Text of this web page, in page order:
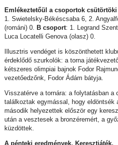
Emlékeztetőül a csoportok csütörtöki
1. Swietelsky-Békéscsaba 6, 2.
(románi) 0. B csoport: 1. Legrand
Luca Locatelli Genova (olasz) 0.
Illusztris vendéget is köszönthetett
érdeklődő szurkolók: a torna
kétszeres olimpiai bajnok Fodor
vezetőedzőnk, Fodor Ádám bátyja.
Visszatérve a tornára: a folytatásban a
találkoztak egymással, hogy eldöntsék
második helyezettek először egy
után a vesztesek a bronzéremért, a
küzdöttek.
A pénteki eredmények. Keresztjáték.